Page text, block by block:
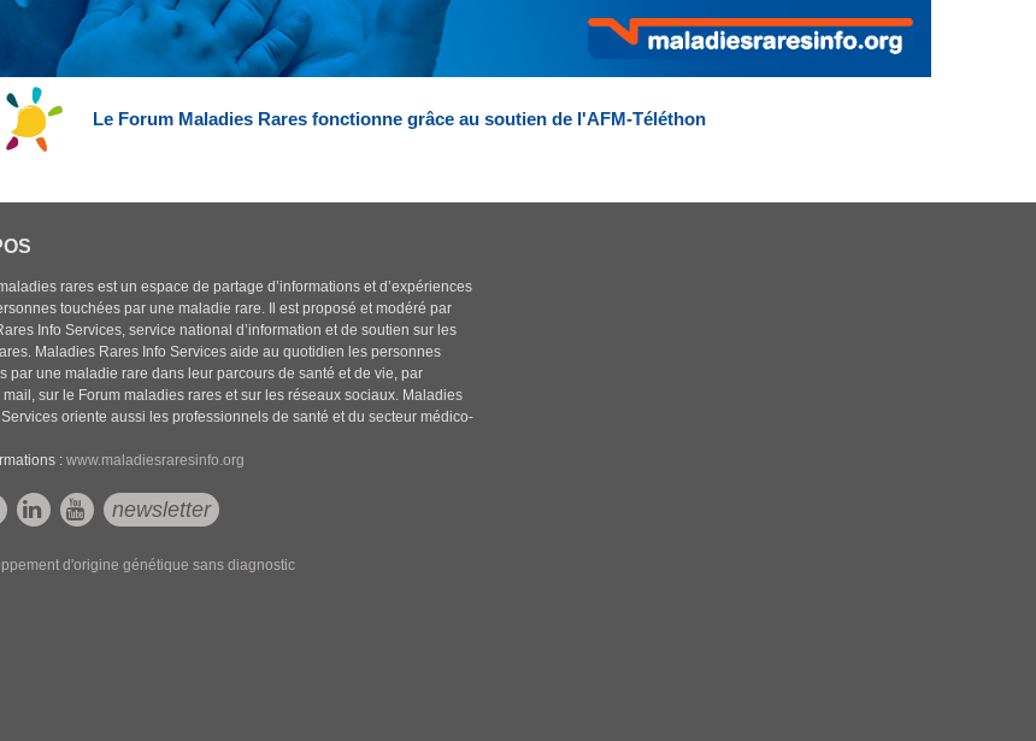
Le Forum Maladies Rares fonctionne grâce au soutien de l'AFM-Téléthon
rares est un espace de partage d’informations et d’expériences
touchées par une maladie rare. Il est proposé et modéré par
Info Services, service national d’information et de soutien sur les
Maladies Rares Info Services aide au quotidien les personnes
par une maladie rare dans leur parcours de santé et de vie, par
sur le Forum maladies rares et sur les réseaux sociaux. Maladies
Services oriente aussi les professionnels de santé et du secteur médico-
:www.maladiesraresinfo.org
newsletter
d'origine génétique sans diagnostic